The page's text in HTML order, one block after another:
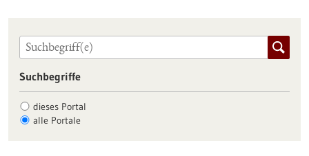
Suchbegriffe
dieses Portal
alle Portale